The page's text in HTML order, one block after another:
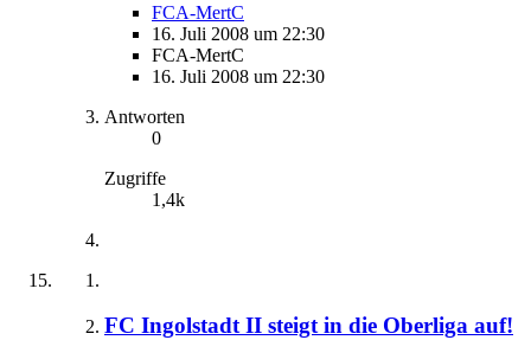
FCA-MertC
16. Juli 2008 um 22:30
FCA-MertC
16. Juli 2008 um 22:30
Antworten
0
Zugriffe
1,4k
FC Ingolstadt II steigt in die Oberliga auf!